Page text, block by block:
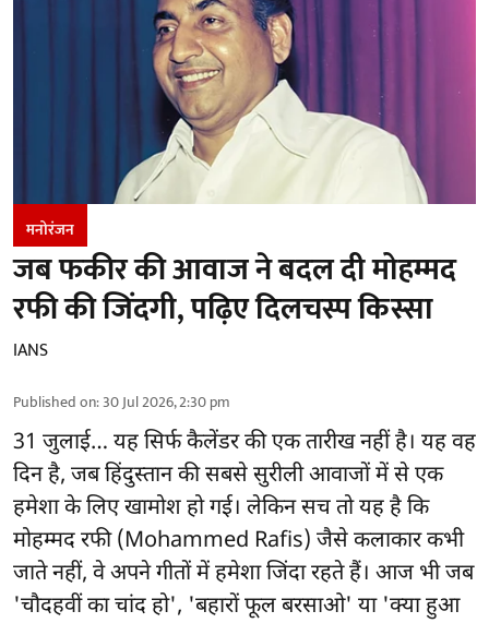
मनोरंजन
जब फकीर की आवाज ने बदल दी मोहम्मद
रफी की जिंदगी, पढ़िए दिलचस्प किस्सा
IANS
Published on:30 Jul 2026, 2:30 pm
31 जुलाई… यह सिर्फ कैलेंडर की एक तारीख नहीं है। यह वह
दिन है, जब हिंदुस्तान की सबसे सुरीली आवाजों में से एक
हमेशा के लिए खामोश हो गई। लेकिन सच तो यह है कि
मोहम्मद रफी (Mohammed Rafis) जैसे कलाकार कभी
जाते नहीं, वे अपने गीतों में हमेशा जिंदा रहते हैं। आज भी जब
'चौदहवीं का चांद हो', 'बहारों फूल बरसाओ' या 'क्या हुआ